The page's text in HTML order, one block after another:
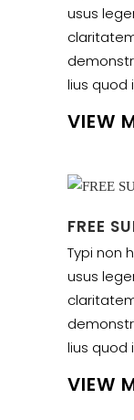
usus
lius quod
VIEW
FREE
Typi non
usus
lius quod
VIEW